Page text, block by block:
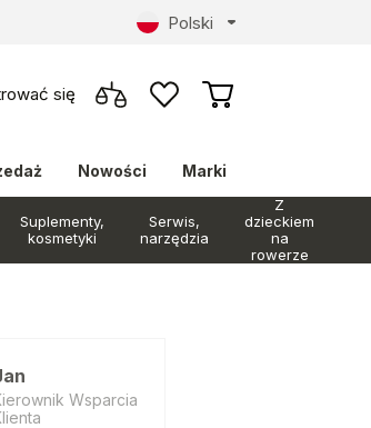
Polski
się
Nowości Marki
Suplementy,
kosmetyki
Serwis,
narzędzia
Z
dzieckiem
na
rowerze
Wsparcia